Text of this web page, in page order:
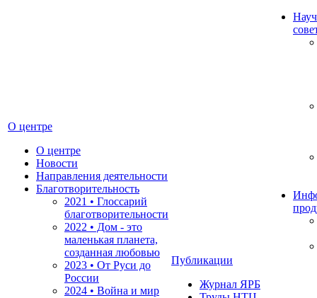
О центре
О центре
Новости
Направления деятельности
Благотворительность
2021 • Глоссарий
благотворительности
2022 • Дом - это
маленькая планета,
созданная любовью
2023 • От Руси до
России
2024 • Война и мир
Публикации
Журнал ЯРБ